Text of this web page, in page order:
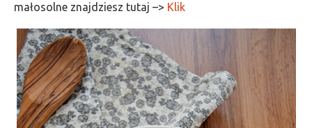
małosolne znajdziesz tutaj –> Klik